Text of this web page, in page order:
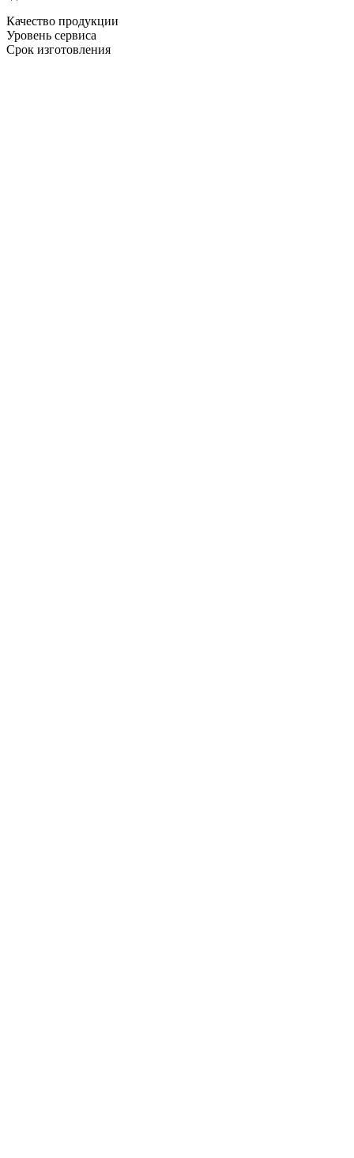
Качество продукции
Уровень сервиса
Срок изготовления